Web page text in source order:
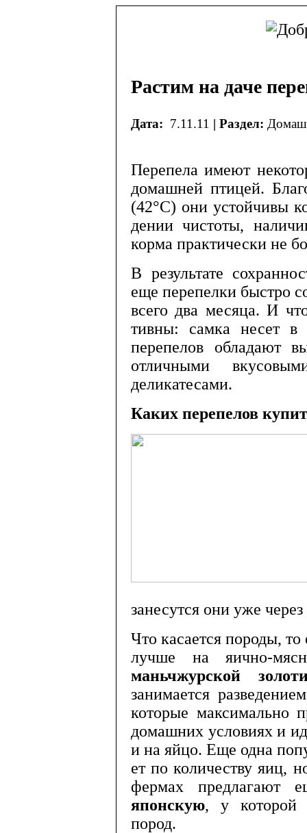
Растим на даче
Дата: 7.11.11 | Раздел:
Перепела имеют
домашней птицей.
(42°С) они устойчивы
дении чистоты,
корма практически не
В результате
еще перепелки быстро
всего два ме­сяца. И
тивны: самка несет
перепелов обладают
отличными
деликатесами.
Каких перепелов
занесутся они уже
Что касается породы, то
лучше на яично-
маньчжурской
занимается
которые максимально
домашних условиях и
и на яйцо. Еще одна
ет по количеству яиц,
фермах предлагают
японскую, у которой
пород.